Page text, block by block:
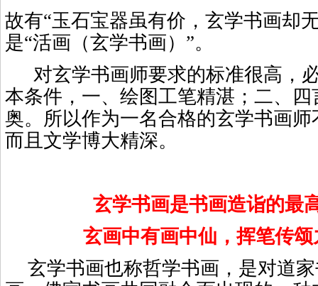
故有“玉石宝器虽有价，玄学书画却
是“活画（玄学书画）”。
对玄学书画师要求的标准很高，
本条件，一、绘图工笔精湛；二、
奥。所以作为一名合格的玄学书画
而且文学博大精深。
玄学书画是书画造诣的最
玄画中有画中仙，挥笔传
玄学书画也称哲学书画，是对道